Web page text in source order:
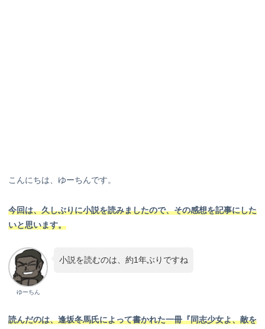
こんにちは、ゆーちんです。
今回は、久しぶりに小説を読みましたので、その感想を記事にした
いと思います。
ゆーちん
小説を読むのは、約1年ぶりですね
読んだのは、逢坂冬馬氏によって書かれた一冊『同志少女よ、敵を